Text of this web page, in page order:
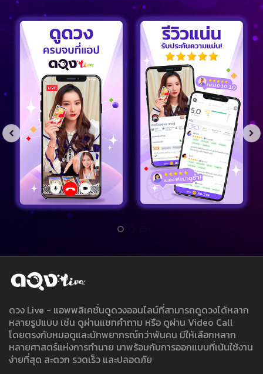
ดวง Live - แอพพลิเคชั่นดูดวงออนไลน์ที่สามารถดูดวงได้หลาก
หลายรูปแบบ เช่น ดูผ่านแชทคำถาม หรือ ดูผ่าน Video Call
โดยตรงกับหมอดูและนักพยากรณ์กว่าพันคน มีให้เลือกหลาก
หลายศาสตร์แห่งการทำนาย มาพร้อมกับการออกแบบที่เน้นใช้งาน
ง่ายที่สุด สะดวก รวดเร็ว และปลอดภัย